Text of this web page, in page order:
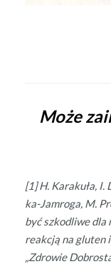
Może
[1] H. Karakuła,
ka-Jam­ro­ga, M.
być szkodli­we dla
reakcją na gluten
„Zdrowie